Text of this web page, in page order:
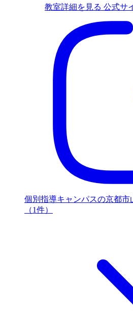
教室詳細を見る 公式サ
個別指導キャンパスの京都市
（1件）